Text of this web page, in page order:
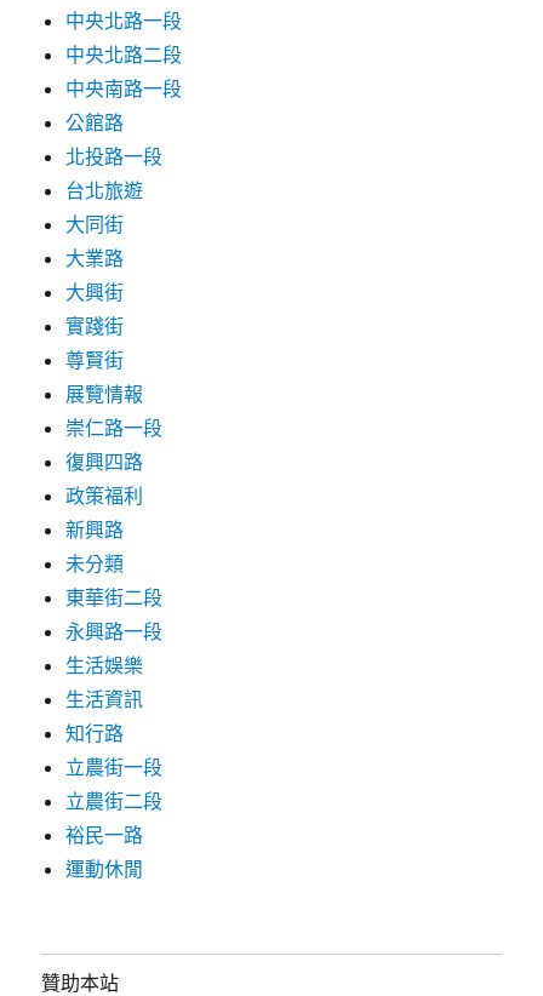
中央北路一段
中央北路二段
中央南路一段
公館路
北投路一段
台北旅遊
大同街
大業路
大興街
實踐街
尊賢街
展覽情報
崇仁路一段
復興四路
政策福利
新興路
未分類
東華街二段
永興路一段
生活娛樂
生活資訊
知行路
立農街一段
立農街二段
裕民一路
運動休閒
贊助本站